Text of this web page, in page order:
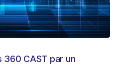
360 CAST par un